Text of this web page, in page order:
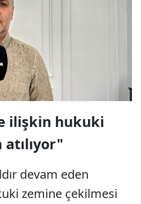
ilişkin hukuki
devam eden
zemine çekilmesi